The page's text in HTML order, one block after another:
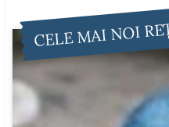
CELE MAI NOI